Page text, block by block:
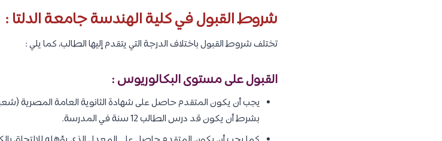
شروط القبول في كلية الهندسة جامعة الدلتا :
تختلف شروط القبول باختلاف الدرجة التي يتقدم إليها الطالب، كما يلي :
القبول على مستوى البكالوريوس :
يجب أن يكون المتقدم حاصل على شهادة الثانوية العامة المصرية (شعبة
بشرط أن يكون قد درس الطالب 12 سنة في المدرسة.